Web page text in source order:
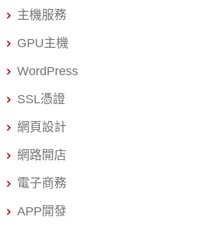
獨立的法律實體，可以自己的名義進
這就是所謂的有限責任。即使公司負債
錯失市場先機。 本篇文章由資深會計
2024 年最新的行號設立流程，將繁瑣
天內完成行號登記，合法、安心地開
論您的資本額多寡，這份指南都將是
效率的方式，專注於您的核心業務發
度解析與實戰操作指南 行號設立（商
小型事業。相比於公司設立，行號登
主機服務
GPU主機
WordPress
SSL憑證
網頁設計
網路開店
電子商務
APP開發